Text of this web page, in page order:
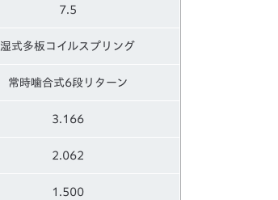
7.5
湿式多板コイルスプリング
常時噛合式6段リターン
3.166
2.062
1.500